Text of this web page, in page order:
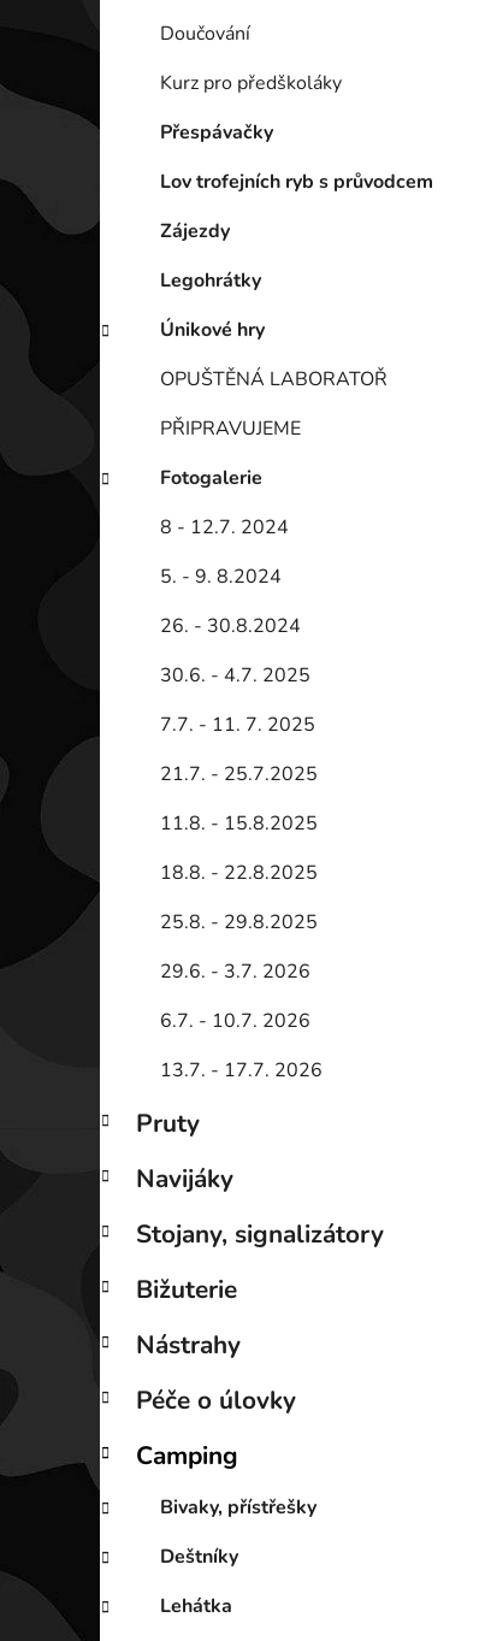
Doučování
Kurz pro předškoláky
Přespávačky
Lov trofejních ryb s průvodcem
Zájezdy
Legohrátky
Únikové hry
OPUŠTĚNÁ LABORATOŘ
PŘIPRAVUJEME
Fotogalerie
8 - 12.7. 2024
5. - 9. 8.2024
26. - 30.8.2024
30.6. - 4.7. 2025
7.7. - 11. 7. 2025
21.7. - 25.7.2025
11.8. - 15.8.2025
18.8. - 22.8.2025
25.8. - 29.8.2025
29.6. - 3.7. 2026
6.7. - 10.7. 2026
13.7. - 17.7. 2026
Pruty
Navijáky
Stojany, signalizátory
Bižuterie
Nástrahy
Péče o úlovky
Camping
Bivaky, přístřešky
Deštníky
Lehátka